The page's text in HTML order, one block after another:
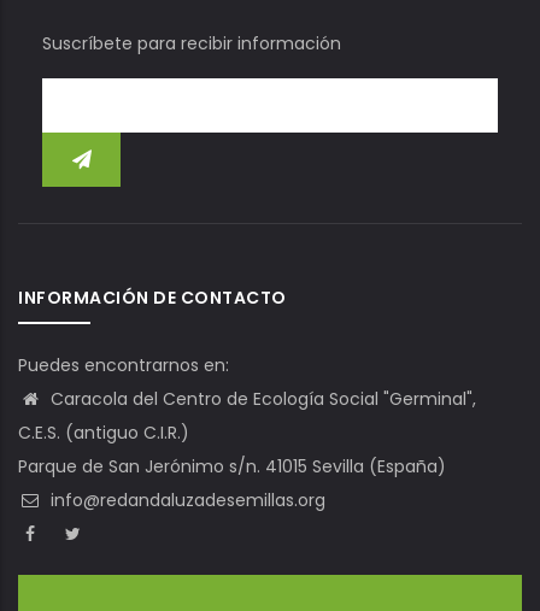
Suscríbete para recibir información
INFORMACIÓN DE CONTACTO
Puedes encontrarnos en:
Caracola del Centro de Ecología Social "Germinal",
C.E.S. (antiguo C.I.R.)
Parque de San Jerónimo s/n. 41015 Sevilla (España)
info@redandaluzadesemillas.org